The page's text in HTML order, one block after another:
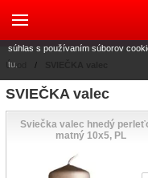
Úvod /
SVIEČKA valec
Sviečka valec hnedý
matný 10x5, PL
Táto stránka používa súbory
súhlas s používaním súborov
tu.